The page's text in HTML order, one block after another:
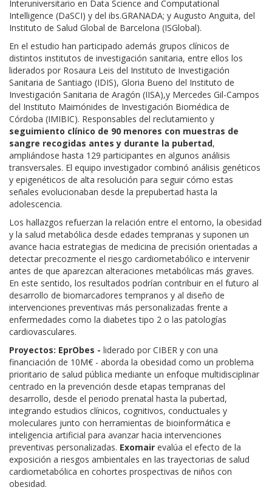
Interuniversitario en Data Science and Computational
Intelligence (DaSCI) y del ibs.GRANADA; y Augusto Anguita, del
Instituto de Salud Global de Barcelona (ISGlobal).
En el estudio han participado además grupos clínicos de
distintos institutos de investigación sanitaria, entre ellos los
liderados por Rosaura Leis del Instituto de Investigación
Sanitaria de Santiago (IDIS), Gloria Bueno del Instituto de
Investigación Sanitaria de Aragón (IISA),y Mercedes Gil-Campos
del Instituto Maimónides de Investigación Biomédica de
Córdoba (IMIBIC). Responsables del reclutamiento y
seguimiento clínico de 90 menores con muestras de
sangre recogidas antes y durante la pubertad,
ampliándose hasta 129 participantes en algunos análisis
transversales. El equipo investigador combinó análisis genéticos
y epigenéticos de alta resolución para seguir cómo estas
señales evolucionaban desde la prepubertad hasta la
adolescencia.
Los hallazgos refuerzan la relación entre el entorno, la obesidad
y la salud metabólica desde edades tempranas y suponen un
avance hacia estrategias de medicina de precisión orientadas a
detectar precozmente el riesgo cardiometabólico e intervenir
antes de que aparezcan alteraciones metabólicas más graves.
En este sentido, los resultados podrían contribuir en el futuro al
desarrollo de biomarcadores tempranos y al diseño de
intervenciones preventivas más personalizadas frente a
enfermedades como la diabetes tipo 2 o las patologías
cardiovasculares.
Proyectos: EprObes - liderado por CIBER y con una
financiación de 10M€ - aborda la obesidad como un problema
prioritario de salud pública mediante un enfoque multidisciplinar
centrado en la prevención desde etapas tempranas del
desarrollo, desde el periodo prenatal hasta la pubertad,
integrando estudios clínicos, cognitivos, conductuales y
moleculares junto con herramientas de bioinformática e
inteligencia artificial para avanzar hacia intervenciones
preventivas personalizadas. Exomair evalúa el efecto de la
exposición a riesgos ambientales en las trayectorias de salud
cardiometabólica en cohortes prospectivas de niños con
obesidad.